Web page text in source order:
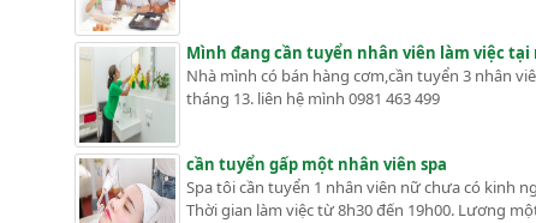
Mình đang cần tuyển nhân viên làm việc
Nhà mình có bán hàng cơm,cần tuyển 3 nhân
tháng 13. liên hệ mình 0981 463 499
cần tuyển gấp một nhân viên spa
Spa tôi cần tuyển 1 nhân viên nữ chưa có kinh
Thời gian làm việc từ 8h30 đến 19h00. Lương